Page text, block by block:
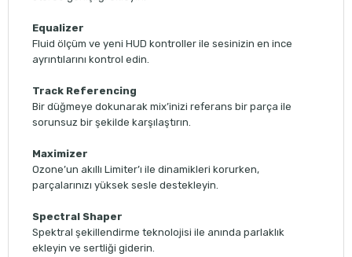
Equalizer
Fluid ölçüm ve yeni HUD kontroller ile sesinizin en ince
ayrıntılarını kontrol edin.
Track Referencing
Bir düğmeye dokunarak mix’inizi referans bir parça ile
sorunsuz bir şekilde karşılaştırın.
Maximizer
Ozone’un akıllı Limiter’ı ile dinamikleri korurken,
parçalarınızı yüksek sesle destekleyin.
Spectral Shaper
Spektral şekillendirme teknolojisi ile anında parlaklık
ekleyin ve sertliği giderin.